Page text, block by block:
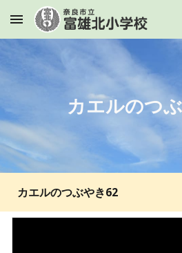
Skip to main content
カエルのつ
カエルのつぶやき62